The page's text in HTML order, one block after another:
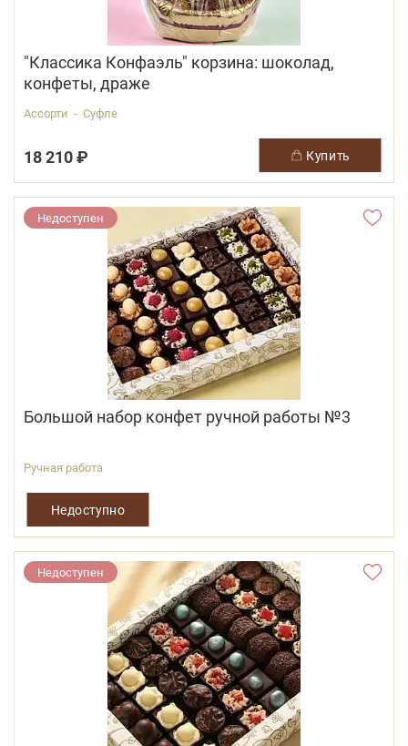
"Классика Конфаэль" корзина: шоколад,
конфеты, драже
Ассорти - Суфле
18 210 ₽ купить
Недоступен
Большой набор конфет ручной работы №3
Ручная работа
Недоступно
Недоступен